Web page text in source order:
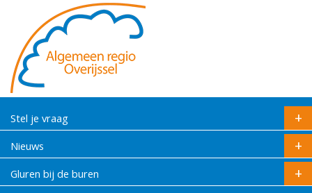
Stel je vraag
Nieuws
Gluren bij de buren